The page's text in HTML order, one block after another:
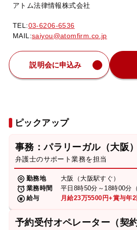
アトム法律情報株式会社
TEL:03-6206-6536
MAIL:saiyou@atomfirm.co.jp
説明会に申込み
ピックアップ
事務：パラリーガル（大阪）
弁護士のサポート業務を担当
勤務地
大阪（大阪駅すぐ）
業務時間
平日8時50分～18時00分
給与
月給23万5500円+賞与年2
予約受付オペレーター（契約